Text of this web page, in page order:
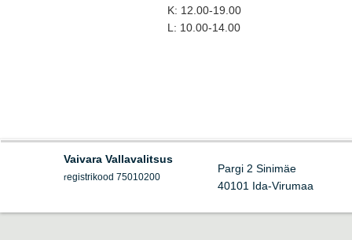
K: 12.00-19.00
L: 10.00-14.00
Vaivara Vallavalitsus
registrikood 75010200
Pargi 2 Sinimäe
40101 Ida-Virumaa